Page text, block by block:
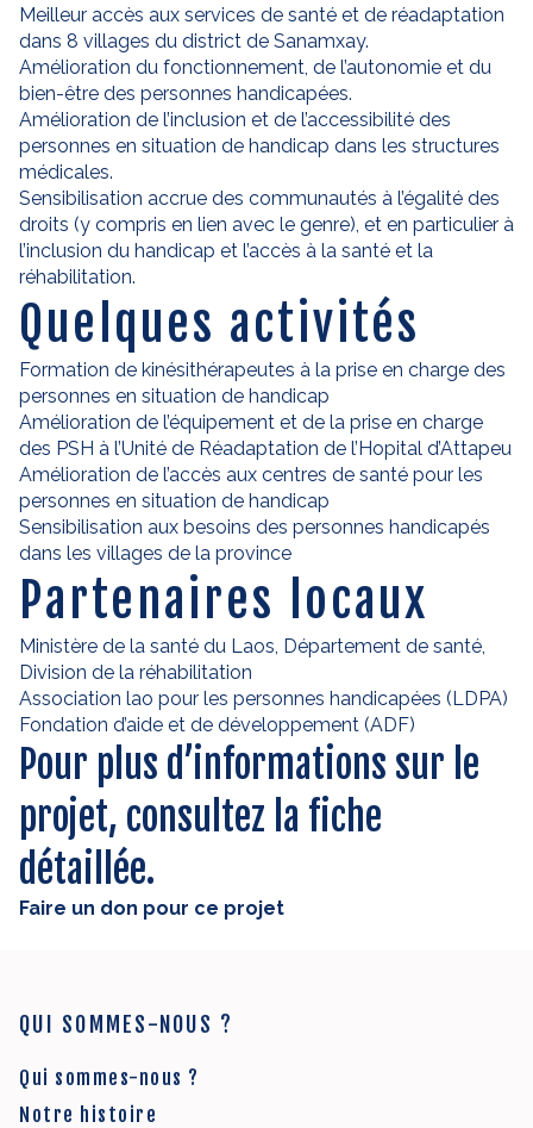
Meilleur accès aux services de santé et de réadaptation
dans 8 villages du district de Sanamxay.
Amélioration du fonctionnement, de l’autonomie et du
bien-être des personnes handicapées.
Amélioration de l’inclusion et de l’accessibilité des
personnes en situation de handicap dans les structures
médicales.
Sensibilisation accrue des communautés à l’égalité des
droits (y compris en lien avec le genre), et en particulier à
l’inclusion du handicap et l’accès à la santé et la
réhabilitation.
Quelques activités
Formation de kinésithérapeutes à la prise en charge des
personnes en situation de handicap
Amélioration de l’équipement et de la prise en charge
des PSH à l’Unité de Réadaptation de l’Hopital d’Attapeu
Amélioration de l’accès aux centres de santé pour les
personnes en situation de handicap
Sensibilisation aux besoins des personnes handicapés
dans les villages de la province
Partenaires locaux
Ministère de la santé du Laos, Département de santé,
Division de la réhabilitation
Association lao pour les personnes handicapées (LDPA)
Fondation d’aide et de développement (ADF)
Pour plus d’informations sur le
projet, consultez la fiche
détaillée.
Faire un don pour ce projet
QUI SOMMES-NOUS ?
Qui sommes-nous ?
Notre histoire